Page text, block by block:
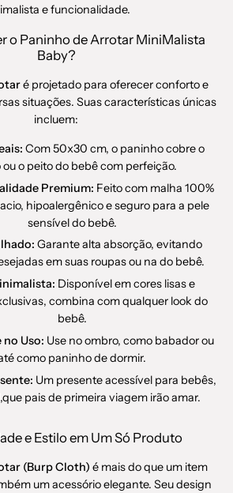
e funcionalidade.
o Paninho de Arrotar MiniMalista
Baby?
é projetado para oferecer conforto e
situações. Suas características únicas
incluem:
Com 50x30 cm, o paninho cobre o
o peito do bebê com perfeição.
Premium: Feito com malha 100%
hipoalergênico e seguro para a pele
sensível do bebê.
Garante alta absorção, evitando
em suas roupas ou na do bebê.
Disponível em cores lisas e
combina com qualquer look do
bebê.
Uso: Use no ombro, como babador ou
como paninho de dormir.
Um presente acessível para bebês,
pais de primeira viagem irão amar.
e Estilo em Um Só Produto
(Burp Cloth) é mais do que um item
um acessório elegante. Seu design